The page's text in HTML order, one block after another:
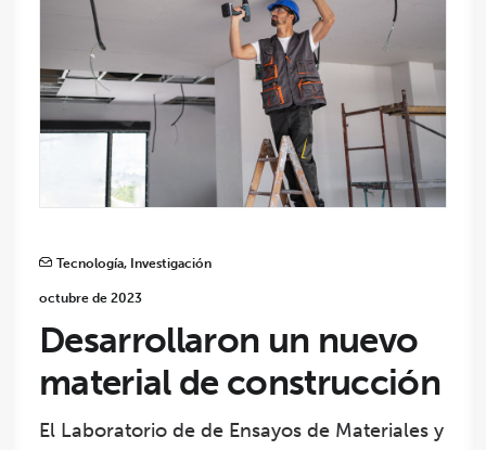
Search
Tecnología, Investigación
octubre de 2023
Desarrollaron un nuevo
material de construcción
El Laboratorio de de Ensayos de Materiales y